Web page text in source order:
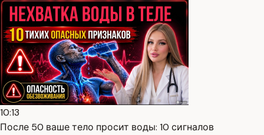
10:13
После 50 ваше тело просит воды: 10 сигналов